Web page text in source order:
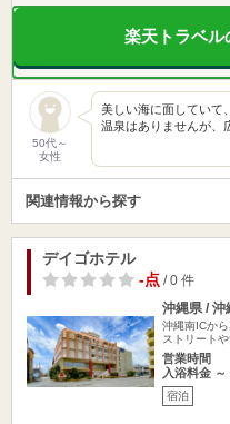
楽天トラベル
50代～
女性
美しい海に面していて
温泉はありませんが、
関連情報から探す
デイゴホテル
-点/ 0 件
沖縄県 / 沖
沖縄南ICか
ストリートや
営業時間
入浴料金 ～
宿泊